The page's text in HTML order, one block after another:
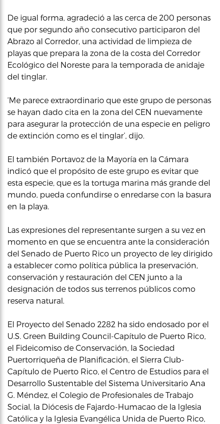
De igual forma, agradeció a las cerca de 200 personas
que por segundo año consecutivo participaron del
Abrazo al Corredor, una actividad de limpieza de
playas que prepara la zona de la costa del Corredor
Ecológico del Noreste para la temporada de anidaje
del tinglar.
‘Me parece extraordinario que este grupo de personas
se hayan dado cita en la zona del CEN nuevamente
para asegurar la protección de una especie en peligro
de extinción como es el tinglar’, dijo.
El también Portavoz de la Mayoría en la Cámara
indicó que el propósito de este grupo es evitar que
esta especie, que es la tortuga marina más grande del
mundo, pueda confundirse o enredarse con la basura
en la playa.
Las expresiones del representante surgen a su vez en
momento en que se encuentra ante la consideración
del Senado de Puerto Rico un proyecto de ley dirigido
a establecer como política pública la preservación,
conservación y restauración del CEN junto a la
designación de todos sus terrenos públicos como
reserva natural.
El Proyecto del Senado 2282 ha sido endosado por el
U.S. Green Building Council-Capítulo de Puerto Rico,
el Fideicomiso de Conservación, la Sociedad
Puertorriqueña de Planificación, el Sierra Club-
Capítulo de Puerto Rico, el Centro de Estudios para el
Desarrollo Sustentable del Sistema Universitario Ana
G. Méndez, el Colegio de Profesionales de Trabajo
Social, la Diócesis de Fajardo-Humacao de la Iglesia
Católica y la Iglesia Evangélica Unida de Puerto Rico,